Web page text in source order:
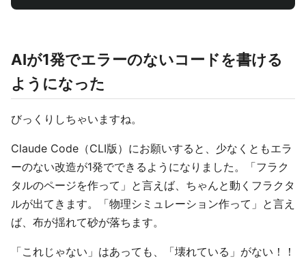
AIが1発でエラーのないコードを書ける
ようになった
びっくりしちゃいますね。
Claude Code（CLI版）にお願いすると、少なくともエラ
ーのない改造が1発でできるようになりました。「フラク
タルのページを作って」と言えば、ちゃんと動くフラクタ
ルが出てきます。「物理シミュレーション作って」と言え
ば、布が揺れて砂が落ちます。
「これじゃない」はあっても、「壊れている」がない！！